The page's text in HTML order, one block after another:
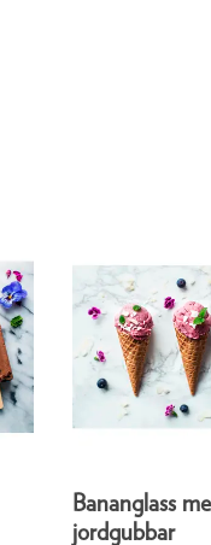
Bananglass
jordgubbar